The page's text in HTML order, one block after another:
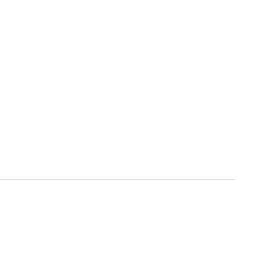
MIMO- und Diversity-Verfahrens
s über die vorhandene Stromleitung.
auf das Mesh der FRITZ!Box abgestimmt und
mit bis zu 1.200 MBit/s und über Wi-Fi 6 auf 2,4
FRITZ!Powerline 1240 AX ist dank FRITZ!OS und
ins Heimnetz integriert und spannt zusammen
WLAN-Einstellungen, wie das ausgewählte WLAN-